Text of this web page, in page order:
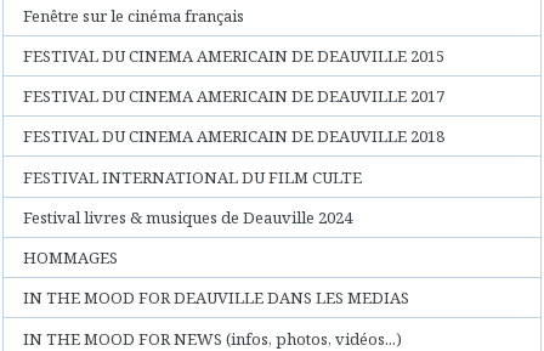
Fenêtre sur le cinéma français
FESTIVAL DU CINEMA AMERICAIN DE DEAUVILLE 2015
FESTIVAL DU CINEMA AMERICAIN DE DEAUVILLE 2017
FESTIVAL DU CINEMA AMERICAIN DE DEAUVILLE 2018
FESTIVAL INTERNATIONAL DU FILM CULTE
Festival livres & musiques de Deauville 2024
HOMMAGES
IN THE MOOD FOR DEAUVILLE DANS LES MEDIAS
IN THE MOOD FOR NEWS (infos, photos, vidéos...)